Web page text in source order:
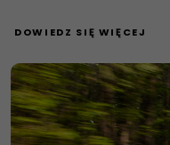
DOWIEDZ SIĘ WIĘCEJ